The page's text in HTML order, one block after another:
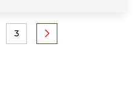
Page
3